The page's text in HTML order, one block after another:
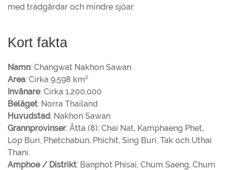
med trädgårdar och mindre sjöar.
Kort fakta
Namn: Changwat Nakhon Sawan
Area: Cirka 9,598 km²
Invånare: Cirka 1,200,000
Beläget: Norra Thailand
Huvudstad: Nakhon Sawan
Grannprovinser: Åtta (8): Chai Nat, Kamphaeng Phet,
Lop Buri, Phetchabun, Phichit, Sing Buri, Tak och Uthai
Thani.
Amphoe / Distrikt: Banphot Phisai, Chum Saeng, Chum